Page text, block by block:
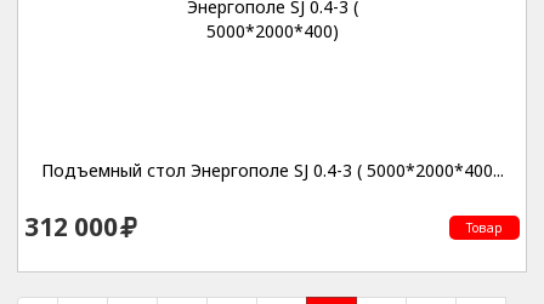
Подъемный стол Энергополе SJ 0.4-3 ( 5000*2000*400...
312 000 Товар